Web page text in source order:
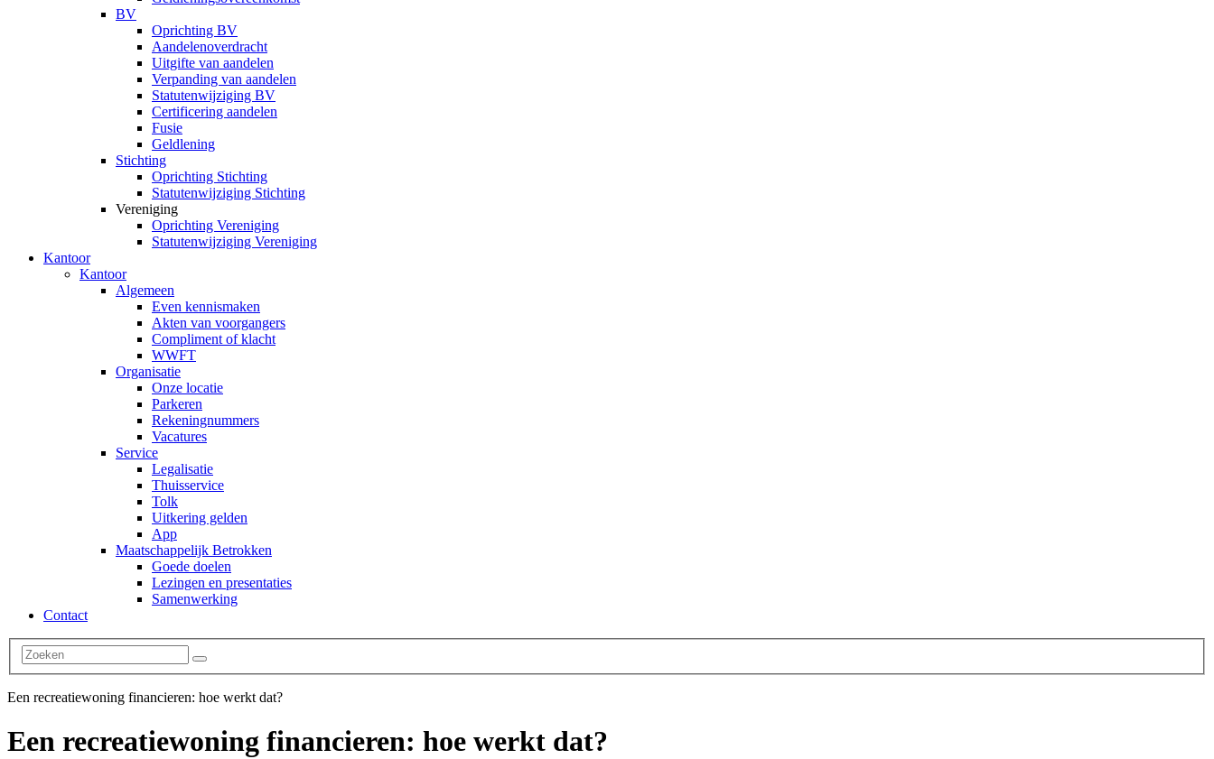
BV
Oprichting BV
Aandelenoverdracht
Uitgifte van aandelen
Verpanding van aandelen
Statutenwijziging BV
Certificering aandelen
Fusie
Geldlening
Stichting
Oprichting Stichting
Statutenwijziging Stichting
Vereniging
Oprichting Vereniging
Statutenwijziging Vereniging
Kantoor
Kantoor
Algemeen
Even kennismaken
Akten van voorgangers
Compliment of klacht
WWFT
Organisatie
Onze locatie
Parkeren
Rekeningnummers
Vacatures
Service
Legalisatie
Thuisservice
Tolk
Uitkering gelden
App
Maatschappelijk Betrokken
Goede doelen
Lezingen en presentaties
Samenwerking
Contact
Een recreatiewoning financieren: hoe werkt dat?
Een recreatiewoning financieren: hoe werkt dat?